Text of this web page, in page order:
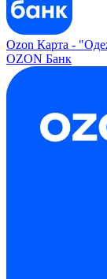
Ozon Карта -
OZON Банк